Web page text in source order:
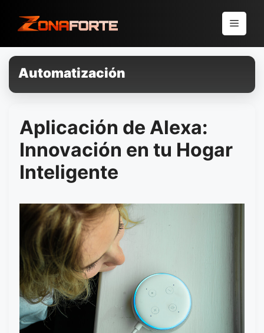
para
conteúdo
Menu
Automatización
Aplicación de Alexa:
Innovación en tu Hogar
Inteligente